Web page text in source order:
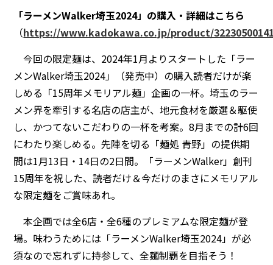
「ラーメンWalker埼玉2024」の購入・詳細はこちら
（https://www.kadokawa.co.jp/product/
今回の限定麺は、2024年1月よりスタートした「ラー
メンWalker埼玉2024」（発売中）の購入読者だけが楽
しめる「15周年メモリアル麺」企画の一杯。埼玉のラー
メン界を牽引する名店の店主が、地元食材を厳選＆駆使
し、かつてないこだわりの一杯を考案。8月までの計6回
にわたり楽しめる。先陣を切る「麺処 青野」の提供期
間は1月13日・14日の2日間。「ラーメンWalker」創刊
15周年を祝した、読者だけ＆今だけのまさにメモリアル
な限定麺をご賞味あれ。
本企画では全6店・全6種のプレミアムな限定麺が登
場。味わうためには「ラーメンWalker埼玉2024」が必
須なので忘れずに持参して、全麺制覇を目指そう！